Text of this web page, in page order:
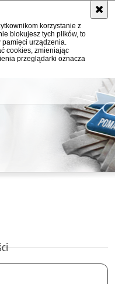
korzystanie z
blokujesz tych plików, to
pamięci urządzenia.
cookies, zmieniając
przeglądarki oznacza